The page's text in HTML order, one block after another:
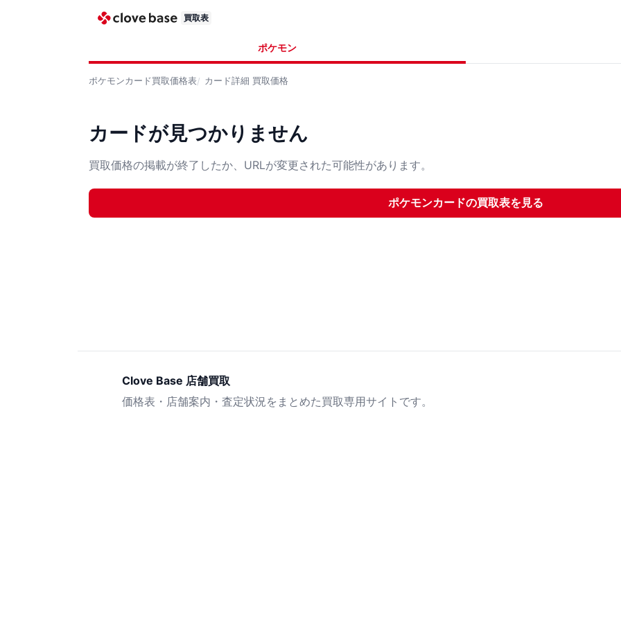
買取表
ポケモン
ポケモンカード買取価格表 カード詳細 買取価格
カードが見つかりません
買取価格の掲載が終了したか、URLが変更された可能性があります。
ポケモンカードの買取表を見る
Clove Base 店舗買取
価格表・店舗案内・査定状況をまとめた買取専用サイトです。